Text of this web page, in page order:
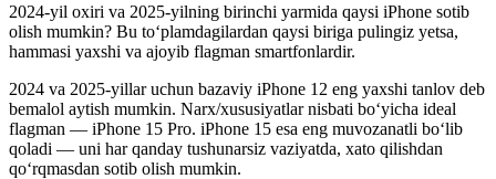
2024-yil oxiri va 2025-yilning birinchi yarmida qaysi iPhone sotib
olish mumkin? Bu toʻplamdagilardan qaysi biriga pulingiz yetsa,
hammasi yaxshi va ajoyib flagman smartfonlardir.
2024 va 2025-yillar uchun bazaviy iPhone 12 eng yaxshi tanlov deb
bemalol aytish mumkin. Narx/xususiyatlar nisbati bo‘yicha ideal
flagman — iPhone 15 Pro. iPhone 15 esa eng muvozanatli bo‘lib
qoladi — uni har qanday tushunarsiz vaziyatda, xato qilishdan
qo‘rqmasdan sotib olish mumkin.